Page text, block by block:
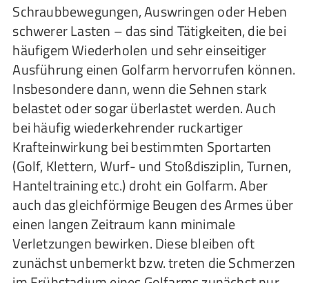
Schraubbewegungen, Auswringen oder Heben
schwerer Lasten – das sind Tätigkeiten, die bei
häufigem Wiederholen und sehr einseitiger
Ausführung einen Golfarm hervorrufen können.
Insbesondere dann, wenn die Sehnen stark
belastet oder sogar überlastet werden. Auch
bei häufig wiederkehrender ruckartiger
Krafteinwirkung bei bestimmten Sportarten
(Golf, Klettern, Wurf- und Stoßdisziplin, Turnen,
Hanteltraining etc.) droht ein Golfarm. Aber
auch das gleichförmige Beugen des Armes über
einen langen Zeitraum kann minimale
Verletzungen bewirken. Diese bleiben oft
zunächst unbemerkt bzw. treten die Schmerzen